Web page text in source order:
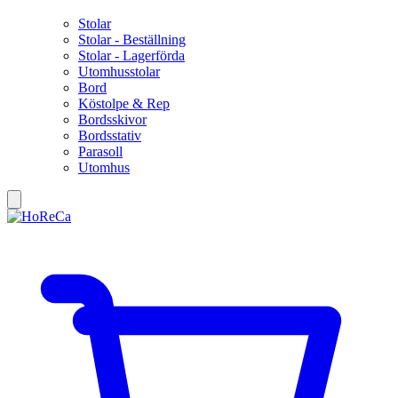
Stolar
Stolar - Beställning
Stolar - Lagerförda
Utomhusstolar
Bord
Köstolpe & Rep
Bordsskivor
Bordsstativ
Parasoll
Utomhus